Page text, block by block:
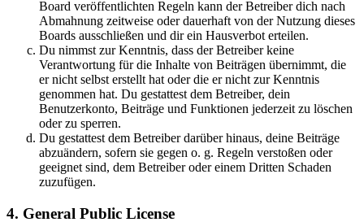
Board veröffentlichten Regeln kann der Betreiber dich nach
Abmahnung zeitweise oder dauerhaft von der Nutzung dieses
Boards ausschließen und dir ein Hausverbot erteilen.
Du nimmst zur Kenntnis, dass der Betreiber keine
Verantwortung für die Inhalte von Beiträgen übernimmt, die
er nicht selbst erstellt hat oder die er nicht zur Kenntnis
genommen hat. Du gestattest dem Betreiber, dein
Benutzerkonto, Beiträge und Funktionen jederzeit zu löschen
oder zu sperren.
Du gestattest dem Betreiber darüber hinaus, deine Beiträge
abzuändern, sofern sie gegen o. g. Regeln verstoßen oder
geeignet sind, dem Betreiber oder einem Dritten Schaden
zuzufügen.
4. General Public License